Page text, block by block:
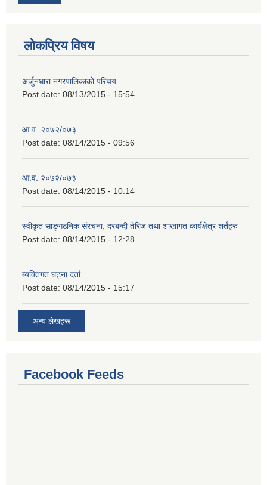
लोकप्रिय विषय
अर्जुनधारा नगरपालिकाको परिचय
Post date: 08/13/2015 - 15:54
आ.व. २०७२/०७३
Post date: 08/14/2015 - 09:56
आ.व. २०७२/०७३
Post date: 08/14/2015 - 10:14
स्वीकृत साङ्गठनिक संरचना, दरबन्दी तेरिज तथा शाखागत कार्यक्षेत्र शर्तहरु
Post date: 08/14/2015 - 12:28
ब्यक्तिगत घट्ना दर्ता
Post date: 08/14/2015 - 15:17
अन्य लेखहरू
Facebook Feeds